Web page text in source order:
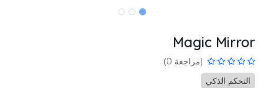
Magic Mirror
(مراجعة 0)
التحكم الذكي